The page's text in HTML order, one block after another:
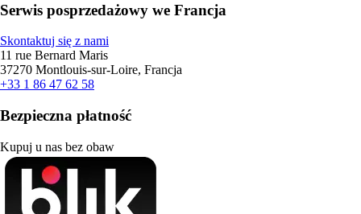
Serwis posprzedażowy we Francja
Skontaktuj się z nami
11 rue Bernard Maris
37270 Montlouis-sur-Loire, Francja
+33 1 86 47 62 58
Bezpieczna płatność
Kupuj u nas bez obaw